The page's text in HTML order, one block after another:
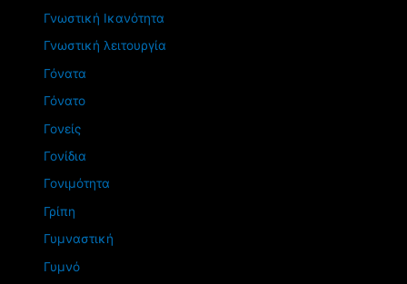
Γνωστική Ικανότητα
Γνωστική λειτουργία
Γόνατα
Γόνατο
Γονείς
Γονίδια
Γονιμότητα
Γρίπη
Γυμναστική
Γυμνό